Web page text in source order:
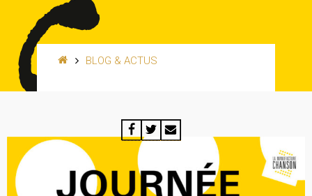
BLOG & ACTUS